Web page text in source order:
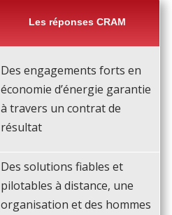
Les réponses CRAM
Des engagements forts en
économie d’énergie garantie
à travers un contrat de
résultat
Des solutions fiables et
pilotables à distance, une
organisation et des hommes